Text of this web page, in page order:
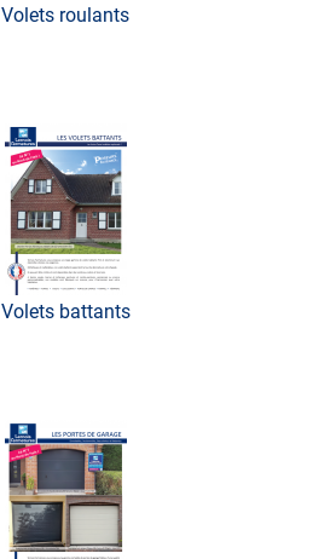
Volets roulants
Volets battants